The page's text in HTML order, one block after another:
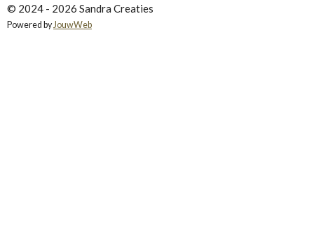
© 2024 - 2026 Sandra Creaties
Powered byJouwWeb